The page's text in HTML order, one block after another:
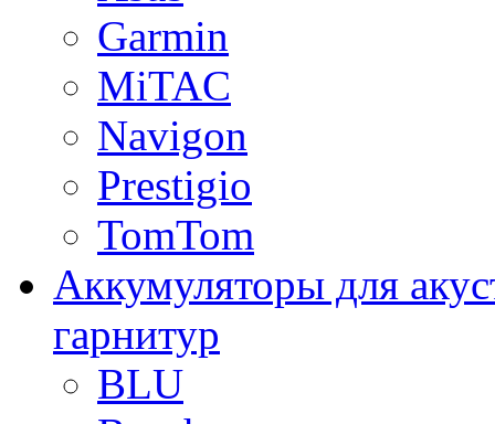
Garmin
MiTAC
Navigon
Prestigio
TomTom
Аккумуляторы для
гарнитур
BLU